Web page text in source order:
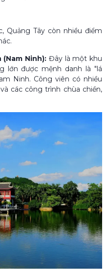
Quảng Tây còn nhiều điểm
Ninh): Đây là một khu
lớn được mệnh danh là "lá
Ninh. Công viên có nhiều
các công trình chùa chiền,